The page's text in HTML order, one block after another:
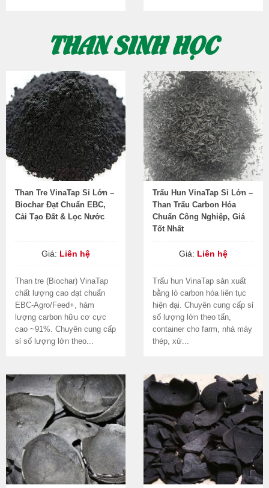
THAN SINH HỌC
Than Tre VinaTap Sỉ Lớn –
Biochar Đạt Chuẩn EBC,
Cải Tạo Đất & Lọc Nước
Giá: Liên hệ
Than tre (Biochar) VinaTap
chất lượng cao đạt chuẩn
EBC-Agro/Feed+, hàm
lượng carbon hữu cơ cực
cao ~91%. Chuyên cung cấp
sỉ số lượng lớn theo...
Trấu Hun VinaTap Sỉ Lớn –
Than Trấu Carbon Hóa
Chuẩn Công Nghiệp, Giá
Tốt Nhất
Giá: Liên hệ
Trấu hun VinaTap sản xuất
bằng lò carbon hóa liên tục
hiện đại. Chuyên cung cấp sỉ
số lượng lớn theo tấn,
container cho farm, nhà máy
thép, xử...